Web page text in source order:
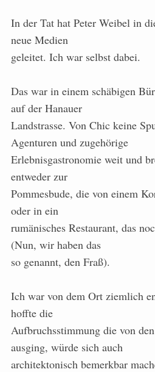
In der Tat hat Peter Weibel in
neue Medien
geleitet. Ich war selbst dabei.
Das war in einem schäbigen
auf der Hanauer
Landstrasse. Von Chic keine
Agenturen und zugehörige
Erlebnisgastronomie weit und
entweder zur
Pommesbude, die von einem
oder in ein
rumänisches Restaurant, das
(Nun, wir haben das
so genannt, den Fraß).
Ich war von dem Ort ziemlich
hoffte die
Aufbruchsstimmung die von
ausging, würde sich auch
architektonisch bemerkbar